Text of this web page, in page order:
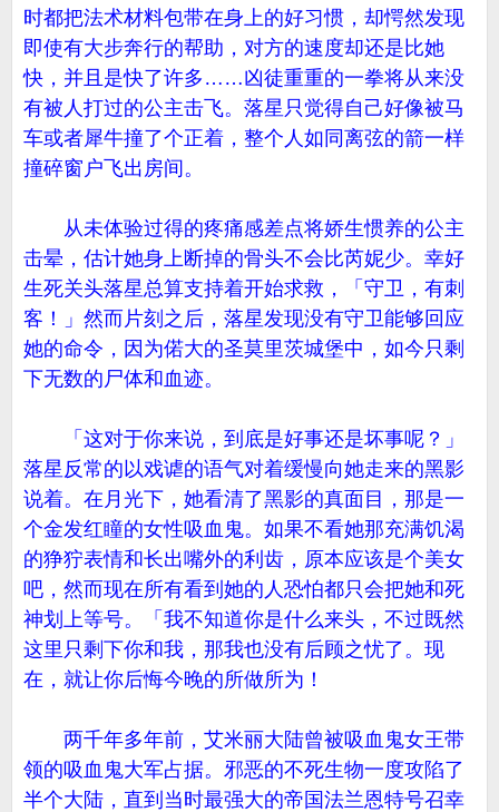
时都把法术材料包带在身上的好习惯，却愕然发现
即使有大步奔行的帮助，对方的速度却还是比她
快，并且是快了许多……凶徒重重的一拳将从来没
有被人打过的公主击飞。落星只觉得自己好像被马
车或者犀牛撞了个正着，整个人如同离弦的箭一样
撞碎窗户飞出房间。
从未体验过得的疼痛感差点将娇生惯养的公主
击晕，估计她身上断掉的骨头不会比芮妮少。幸好
生死关头落星总算支持着开始求救，「守卫，有刺
客！」然而片刻之后，落星发现没有守卫能够回应
她的命令，因为偌大的圣莫里茨城堡中，如今只剩
下无数的尸体和血迹。
「这对于你来说，到底是好事还是坏事呢？」
落星反常的以戏谑的语气对着缓慢向她走来的黑影
说着。在月光下，她看清了黑影的真面目，那是一
个金发红瞳的女性吸血鬼。如果不看她那充满饥渴
的狰狞表情和长出嘴外的利齿，原本应该是个美女
吧，然而现在所有看到她的人恐怕都只会把她和死
神划上等号。「我不知道你是什么来头，不过既然
这里只剩下你和我，那我也没有后顾之忧了。现
在，就让你后悔今晚的所做所为！
两千年多年前，艾米丽大陆曾被吸血鬼女王带
领的吸血鬼大军占据。邪恶的不死生物一度攻陷了
半个大陆，直到当时最强大的帝国法兰恩特号召幸